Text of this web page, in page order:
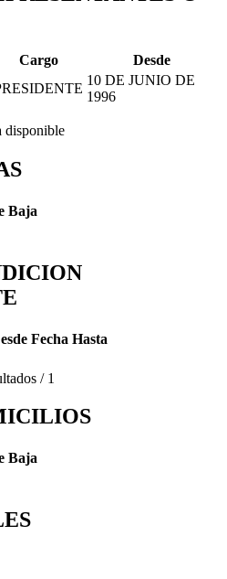
Cargo
Desde
10 DE JUNIO DE
1996
disponible
Baja
Fecha Hasta
/ 1
Baja